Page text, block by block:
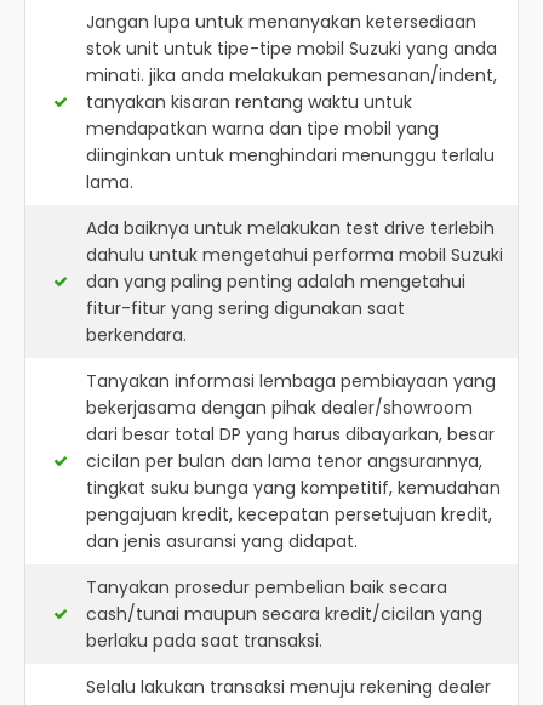
Jangan lupa untuk menanyakan ketersediaan
stok unit untuk tipe-tipe mobil Suzuki yang anda
minati. jika anda melakukan pemesanan/indent,
tanyakan kisaran rentang waktu untuk
mendapatkan warna dan tipe mobil yang
diinginkan untuk menghindari menunggu terlalu
lama.
Ada baiknya untuk melakukan test drive terlebih
dahulu untuk mengetahui performa mobil Suzuki
dan yang paling penting adalah mengetahui
fitur-fitur yang sering digunakan saat
berkendara.
Tanyakan informasi lembaga pembiayaan yang
bekerjasama dengan pihak dealer/showroom
dari besar total DP yang harus dibayarkan, besar
cicilan per bulan dan lama tenor angsurannya,
tingkat suku bunga yang kompetitif, kemudahan
pengajuan kredit, kecepatan persetujuan kredit,
dan jenis asuransi yang didapat.
Tanyakan prosedur pembelian baik secara
cash/tunai maupun secara kredit/cicilan yang
berlaku pada saat transaksi.
Selalu lakukan transaksi menuju rekening dealer